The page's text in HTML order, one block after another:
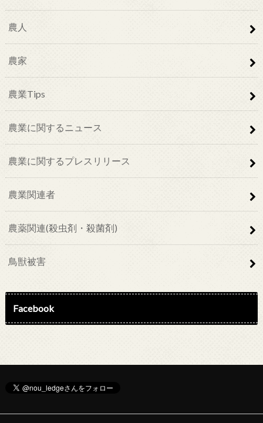
農人
農家
農業Tips
農業に関するニュース
農業に関するプレスリリース
農業関連者
農薬関連(殺虫剤・殺菌剤)
鳥獣被害
Facebook